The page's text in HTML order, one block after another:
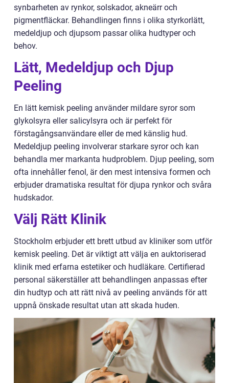
synbarheten av rynkor, solskador, akneärr och
pigmentfläckar. Behandlingen finns i olika styrkorlätt,
medeldjup och djupsom passar olika hudtyper och
behov.
Lätt, Medeldjup och Djup
Peeling
En lätt kemisk peeling använder mildare syror som
glykolsyra eller salicylsyra och är perfekt för
förstagångsanvändare eller de med känslig hud.
Medeldjup peeling involverar starkare syror och kan
behandla mer markanta hudproblem. Djup peeling, som
ofta innehåller fenol, är den mest intensiva formen och
erbjuder dramatiska resultat för djupa rynkor och svåra
hudskador.
Välj Rätt Klinik
Stockholm erbjuder ett brett utbud av kliniker som utför
kemisk peeling. Det är viktigt att välja en auktoriserad
klinik med erfarna estetiker och hudläkare. Certifierad
personal säkerställer att behandlingen anpassas efter
din hudtyp och att rätt nivå av peeling används för att
uppnå önskade resultat utan att skada huden.